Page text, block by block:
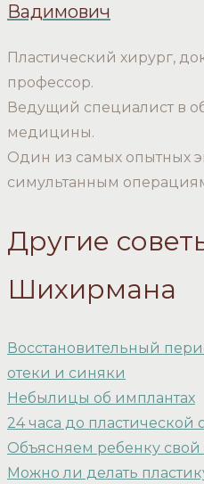
Вадимович
Пластический хирург,
профессор.
Ведущий специалист в
медицины.
Один из самых опытных
симультанным
Другие
Шихирмана
Восстановительный
отеки и синяки
Небылицы об имплантах
24 часа до пластической
Объясняем ребенку
Можно ли делать